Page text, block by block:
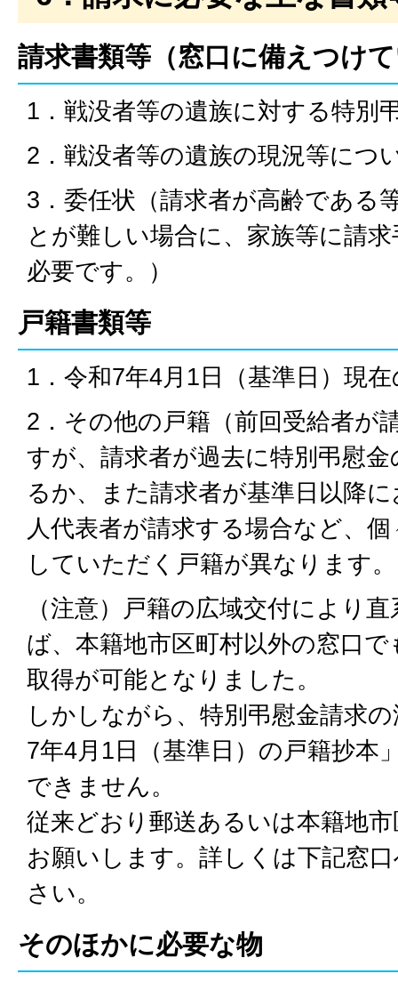
請求書類等（窓口に備えつけ
1．戦没者等の遺族に対する特別
2．戦没者等の遺族の現況等につ
3．委任状（請求者が高齢である
とが難しい場合に、家族等に請
必要です。）
戸籍書類等
1．令和7年4月1日（基準日）現
2．その他の戸籍（前回受給者が
すが、請求者が過去に特別弔慰
るか、また請求者が基準日以降
人代表者が請求する場合など、
していただく戸籍が異なります
（注意）戸籍の広域交付により
ば、本籍地市区町村以外の窓口
取得が可能となりました。
しかしながら、特別弔慰金請求
7年4月1日（基準日）の戸籍抄本
できません。
従来どおり郵送あるいは本籍地
お願いします。詳しくは下記窓
さい。
そのほかに必要な物